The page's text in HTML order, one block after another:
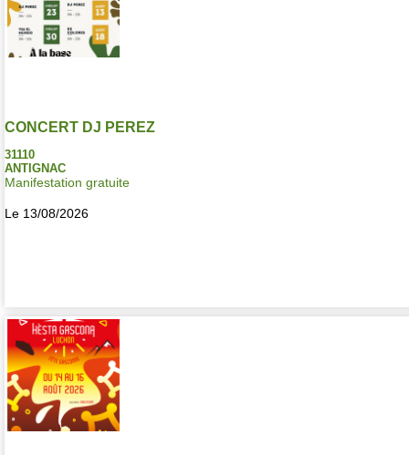
CONCERT DJ PEREZ
31110
ANTIGNAC
Manifestation gratuite
Le 13/08/2026